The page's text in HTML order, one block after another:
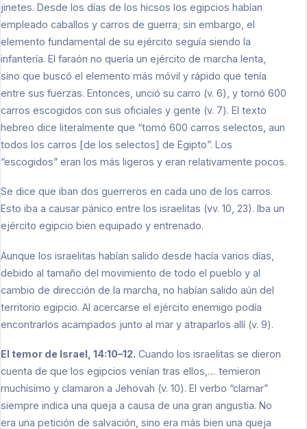
jinetes. Desde los días de los hicsos los egipcios habían
empleado caballos y carros de guerra; sin embargo, el
elemento fundamental de su ejército seguía siendo la
infantería. El faraón no quería un ejército de marcha lenta,
sino que buscó el elemento más móvil y rápido que tenía
entre sus fuerzas. Entonces, unció su carro (v. 6), y tomó 600
carros escogidos con sus oficiales y gente (v. 7). El texto
hebreo dice literalmente que “tomó 600 carros selectos, aun
todos los carros [de los selectos] de Egipto”. Los
“escogidos” eran los más ligeros y eran relativamente pocos.
Se dice que iban dos guerreros en cada uno de los carros.
Esto iba a causar pánico entre los israelitas (vv. 10, 23). Iba un
ejército egipcio bien equipado y entrenado.
Aunque los israelitas habían salido desde hacía varios días,
debido al tamaño del movimiento de todo el pueblo y al
cambio de dirección de la marcha, no habían salido aún del
territorio egipcio. Al acercarse el ejército enemigo podía
encontrarlos acampados junto al mar y atraparlos allí (v. 9).
El temor de Israel, 14:10–12. Cuando los israelitas se dieron
cuenta de que los egipcios venían tras ellos,… temieron
muchísimo y clamaron a Jehovah (v. 10). El verbo “clamar”
siempre indica una queja a causa de una gran angustia. No
era una petición de salvación, sino era más bien una queja